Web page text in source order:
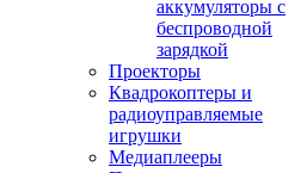
аккумуляторы с
беспроводной
зарядкой
Проекторы
Квадрокоптеры и
радиоуправляемые
игрушки
Медиаплееры